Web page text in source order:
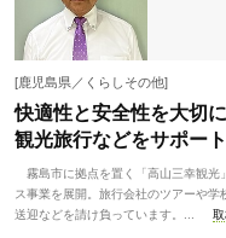
[鹿児島県／くらしその他]
快適性と安全性を大切
観光旅行などをサポート
霧島市に拠点を置く「高山三幸観光
ス事業を展開。旅行会社のツアーや
送迎などを請け負っています。...